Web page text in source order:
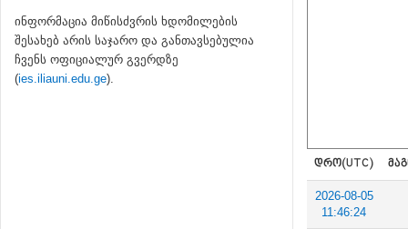
ინფორმაცია მიწისძვრის ხდომილების
შესახებ არის საჯარო და განთავსებულია
ჩვენს ოფიციალურ გვერდზე
(ies.iliauni.edu.ge).
ᲓᲠᲝ(UTC)
2026-08-05
11:46:24